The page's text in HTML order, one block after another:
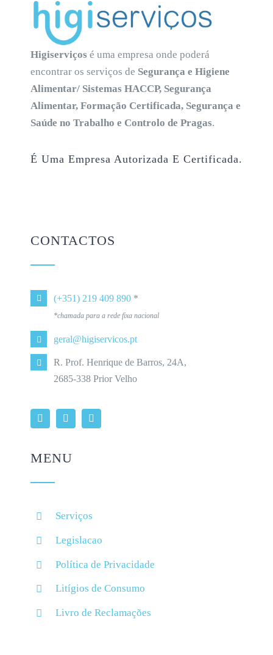
Higiserviços é uma empresa onde poderá
encontrar os serviços de Segurança e Higiene
Alimentar/ Sistemas HACCP, Segurança
Alimentar, Formação Certificada, Segurança e
Saúde no Trabalho e Controlo de Pragas.
É Uma Empresa Autorizada E Certificada.
CONTACTOS
(+351) 219 409 890 *
*chamada para a rede fixa nacional
geral@higiservicos.pt
R. Prof. Henrique de Barros, 24A,
2685-338 Prior Velho
MENU
Serviços
Legislacao
Política de Privacidade
Litígios de Consumo
Livro de Reclamações